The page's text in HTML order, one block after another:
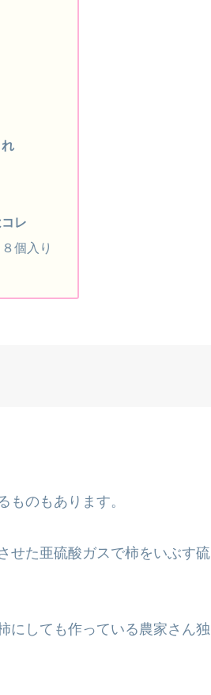
レ
個入り
のもあります。
せた亜硫酸ガスで柿をいぶす硫
にしても作っている農家さん独